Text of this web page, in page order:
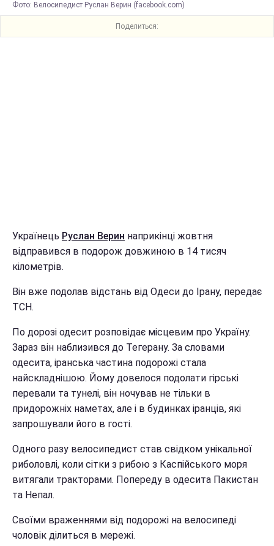
Фото: Велосипедист Руслан Верин (facebook.com)
Поделиться:
Українець Руслан Верин наприкінці жовтня
відправився в подорож довжиною в 14 тисяч
кілометрів.
Він вже подолав відстань від Одеси до Ірану, передає
ТСН.
По дорозі одесит розповідає місцевим про Україну.
Зараз він наблизився до Тегерану. За словами
одесита, іранська частина подорожі стала
найскладнішою. Йому довелося подолати гірські
перевали та тунелі, він ночував не тільки в
придорожніх наметах, але і в будинках іранців, які
запрошували його в гості.
Одного разу велосипедист став свідком унікальної
риболовлі, коли сітки з рибою з Каспійського моря
витягали тракторами. Попереду в одесита Пакистан
та Непал.
Своїми враженнями від подорожі на велосипеді
чоловік ділиться в мережі.